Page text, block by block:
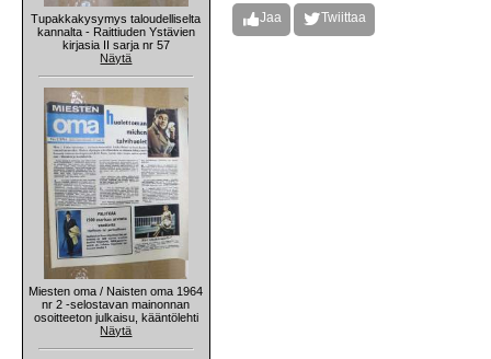
Tupakkakysymys taloudelliselta
kannalta - Raittiuden Ystävien
kirjasia II sarja nr 57
Näytä
Miesten oma / Naisten oma 1964
nr 2 -selostavan mainonnan
osoitteeton julkaisu, kääntölehti
Näytä
Jaa Twiittaa